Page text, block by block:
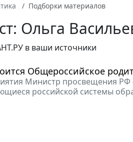
Подборки материалов
Ольга
в ваши источники
Общероссийское
Министр просвещения РФ
российской системы